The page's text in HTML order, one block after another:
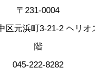
〒231-0004
区元浜町3-21-2 ヘリオ
階
045-222-8282